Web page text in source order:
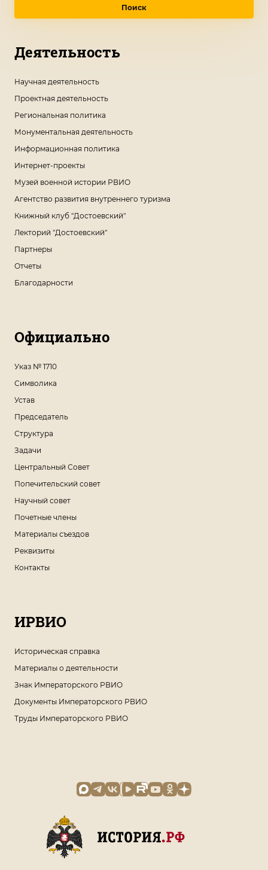
Поиск
Деятельность
Научная деятельность
Проектная деятельность
Региональная политика
Монументальная деятельность
Информационная политика
Интернет-проекты
Музей военной истории РВИО
Агентство развития внутреннего туризма
Книжный клуб "Достоевский"
Лекторий "Достоевский"
Партнеры
Отчеты
Благодарности
Официально
Указ № 1710
Символика
Устав
Председатель
Структура
Задачи
Центральный Совет
Попечительский совет
Научный совет
Почетные члены
Материалы съездов
Реквизиты
Контакты
ИРВИО
Историческая справка
Материалы о деятельности
Знак Императорского РВИО
Документы Императорского РВИО
Труды Императорского РВИО